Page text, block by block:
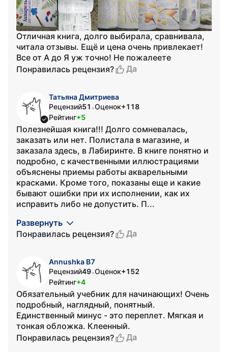
Отличная книга, долго выбирала, сравнивала,
читала отзывы. Ещё и цена очень привлекает!
Все от А до Я уж точно! Не пожалеете
Понравилась рецензия?
Да
Татьяна Дмитриева
Рецензий51 •Оценок+118
Рейтинг+5
Полезнейшая книга!!! Долго сомневалась,
заказать или нет. Полистала в магазине, и
заказала здесь, в Лабиринте. В книге понятно и
подробно, с качественными иллюстрациями
объяснены приемы работы акварельными
красками. Кроме того, показаны еще и какие
бывают ошибки при их исполнении, как их
исправить либо не допустить. П...
Развернуть
Понравилась рецензия?
Да
Annushka B7
Рецензий49•Оценок+152
Рейтинг+4
Обязательный учебник для начинающих! Очень
подробный, наглядный, понятный.
Единственный минус - это переплет. Мягкая и
тонкая обложка. Клеенный.
Понравилась рецензия?
Да